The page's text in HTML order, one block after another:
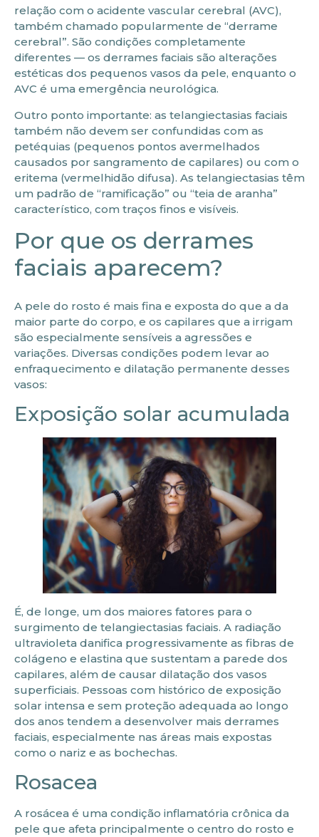
relação com o acidente vascular cerebral (AVC),
também chamado popularmente de “derrame
cerebral”. São condições completamente
diferentes — os derrames faciais são alterações
estéticas dos pequenos vasos da pele, enquanto o
AVC é uma emergência neurológica.
Outro ponto importante: as telangiectasias faciais
também não devem ser confundidas com as
petéquias (pequenos pontos avermelhados
causados por sangramento de capilares) ou com o
eritema (vermelhidão difusa). As telangiectasias têm
um padrão de “ramificação” ou “teia de aranha”
característico, com traços finos e visíveis.
Por que os derrames
faciais aparecem?
A pele do rosto é mais fina e exposta do que a da
maior parte do corpo, e os capilares que a irrigam
são especialmente sensíveis a agressões e
variações. Diversas condições podem levar ao
enfraquecimento e dilatação permanente desses
vasos:
Exposição solar acumulada
É, de longe, um dos maiores fatores para o
surgimento de telangiectasias faciais. A radiação
ultravioleta danifica progressivamente as fibras de
colágeno e elastina que sustentam a parede dos
capilares, além de causar dilatação dos vasos
superficiais. Pessoas com histórico de exposição
solar intensa e sem proteção adequada ao longo
dos anos tendem a desenvolver mais derrames
faciais, especialmente nas áreas mais expostas
como o nariz e as bochechas.
Rosacea
A rosácea é uma condição inflamatória crônica da
pele que afeta principalmente o centro do rosto e